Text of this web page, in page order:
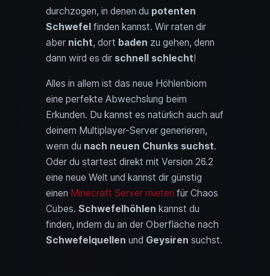
durchzogen, in denen du potenten
Schwefel finden kannst. Wir raten dir
aber nicht, dort baden zu gehen, denn
dann wird es dir schnell schlecht!
Alles in allem ist das neue Höhlenbiom
eine perfekte Abwechslung beim
Erkunden. Du kannst es natürlich auch auf
deinem Multiplayer-Server generieren,
wenn du nach neuen Chunks suchst.
Oder du startest direkt mit Version 26.2
eine neue Welt und kannst dir günstig
einen Minecraft Server mieten für Chaos
Cubes. Schwefelhöhlen kannst du
finden, indem du an der Oberfläche nach
Schwefelquellen und Geysiren suchst.